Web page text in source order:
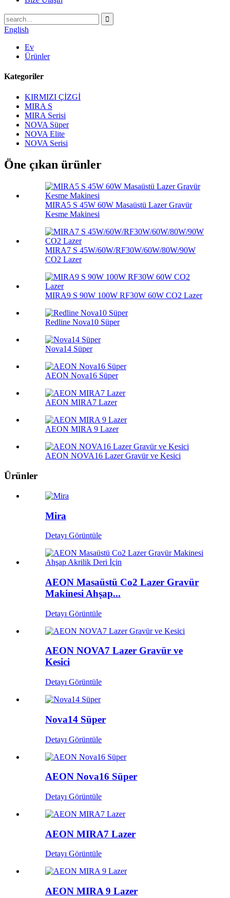
English
Ev
Ürünler
Kategoriler
KIRMIZI ÇİZGİ
MIRA S
MIRA Serisi
NOVA Süper
NOVA Elite
NOVA Serisi
Öne çıkan ürünler
MIRA5 S 45W 60W Masaüstü Lazer Gravür
Kesme Makinesi
MIRA7 S 45W/60W/RF30W/60W/80W/90W
CO2 Lazer
MIRA9 S 90W 100W RF30W 60W CO2 Lazer
Redline Nova10 Süper
Nova14 Süper
AEON Nova16 Süper
AEON MIRA7 Lazer
AEON MIRA 9 Lazer
AEON NOVA16 Lazer Gravür ve Kesici
Ürünler
Mira
Detayı Görüntüle
AEON Masaüstü Co2 Lazer Gravür
Makinesi Ahşap...
Detayı Görüntüle
AEON NOVA7 Lazer Gravür ve
Kesici
Detayı Görüntüle
Nova14 Süper
Detayı Görüntüle
AEON Nova16 Süper
Detayı Görüntüle
AEON MIRA7 Lazer
Detayı Görüntüle
AEON MIRA 9 Lazer